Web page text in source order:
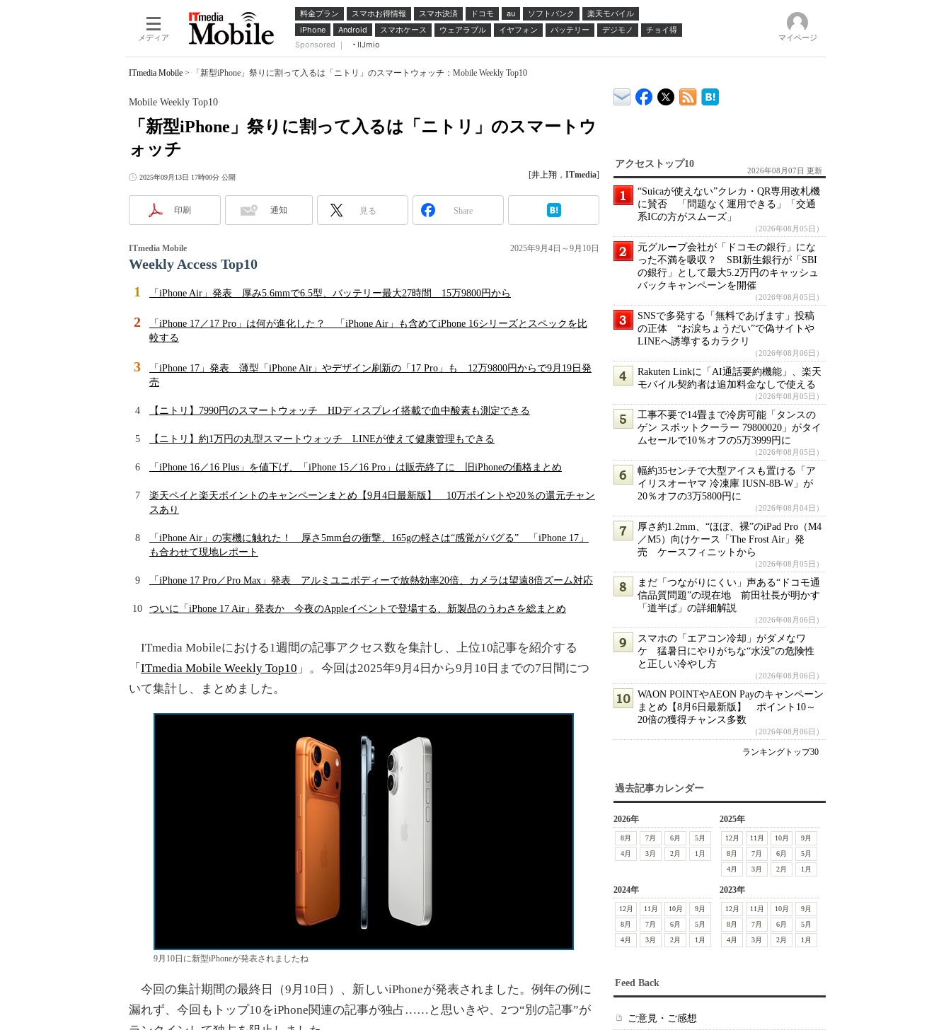
メディア
料金プラン スマホお得情報 スマホ決済 ドコモ au ソフトバンク
楽天モバイル
iPhone
Android スマホケース ウェアラブル イヤフォン バッテリー デジモノ
チョイ得
Sponsored ｜
IIJmio
マイページ
ITmedia Mobile > 「新型iPhone」祭りに割って入るは「ニトリ」のスマートウォッチ：Mobile Weekly Top10
「新型iPhone」祭りに割って入るは「ニトリ」のスマートウ
ォッチ
Mobile Weekly Top10
2025年09月13日 17時00分 公開 [井上翔 ， ITmedia]
印刷 通知 見る Share
ITmedia Mobile
Weekly Access Top10
2025年9月4日～9月10日
1 「iPhone Air」発表 厚み5.6mmで6.5型、バッテリー最大27時間 15万9800円から
2
「iPhone 17／17 Pro」は何が進化した？ 「iPhone Air」も含めてiPhone 16シリーズとスペックを比
較する
3
「iPhone 17」発表 薄型「iPhone Air」やデザイン刷新の「17 Pro」も 12万9800円からで9月19日発
売
4 【ニトリ】7990円のスマートウォッチ HDディスプレイ搭載で血中酸素も測定できる
5 【ニトリ】約1万円の丸型スマートウォッチ LINEが使えて健康管理もできる
6 「iPhone 16／16 Plus」を値下げ、「iPhone 15／16 Pro」は販売終了に 旧iPhoneの価格まとめ
7
楽天ペイと楽天ポイントのキャンペーンまとめ【9月4日最新版】 10万ポイントや20％の還元チャン
スあり
8
「iPhone Air」の実機に触れた！ 厚さ5mm台の衝撃、165gの軽さは“感覚がバグる” 「iPhone 17」
も合わせて現地レポート
9 「iPhone 17 Pro／Pro Max」発表 アルミユニボディーで放熱効率20倍、カメラは望遠8倍ズーム対応
10 ついに「iPhone 17 Air」発表か 今夜のAppleイベントで登場する、新製品のうわさを総まとめ
ITmedia Mobileにおける1週間の記事アクセス数を集計し、上位10記事を紹介する
「 ITmedia Mobile Weekly Top10 」。今回は2025年9月4日から9月10日までの7日間につ
いて集計し、まとめました。
9月10日に新型iPhoneが発表されましたね
今回の集計期間の最終日（9月10日）、新しいiPhoneが発表されました。例年の例に
漏れず、今回もトップ10をiPhone関連の記事が独占……と思いきや、2つ“別の記事”が
アクセストップ10
2026年08月07日 更新
“Suicaが使えない”クレカ・QR専用改札機
に賛否 「問題なく運用できる」「交通
系ICの方がスムーズ」
（2026年08月05日）
元グループ会社が「ドコモの銀行」にな
った不満を吸収？ SBI新生銀行が「SBI
の銀行」として最大5.2万円のキャッシュ
バックキャンペーンを開催
（2026年08月05日）
SNSで多発する「無料であげます」投稿
の正体 “お涙ちょうだい”で偽サイトや
LINEへ誘導するカラクリ
（2026年08月06日）
Rakuten Linkに「AI通話要約機能」、楽天
モバイル契約者は追加料金なしで使える
（2026年08月05日）
工事不要で14畳まで冷房可能「タンスの
ゲン スポットクーラー 79800020」がタイ
ムセールで10％オフの5万3999円に
（2026年08月05日）
幅約35センチで大型アイスも置ける「ア
イリスオーヤマ 冷凍庫 IUSN-8B-W」が
20％オフの3万5800円に
（2026年08月04日）
厚さ約1.2mm、“ほぼ、裸”のiPad Pro（M4
／M5）向けケース「The Frost Air」発
売 ケースフィニットから
（2026年08月05日）
まだ「つながりにくい」声ある“ドコモ通
信品質問題”の現在地 前田社長が明かす
「道半ば」の詳細解説
（2026年08月06日）
スマホの「エアコン冷却」がダメなワ
ケ 猛暑日にやりがちな“水没”の危険性
と正しい冷やし方
（2026年08月06日）
WAON POINTやAEON Payのキャンペーン
まとめ【8月6日最新版】 ポイント10～
20倍の獲得チャンス多数
（2026年08月06日）
ランキングトップ30
過去記事カレンダー
2026年
8月 7月 6月
5月
4月
3月 2月 1月
2025年
12月 11月 10月
9月
8月
7月 6月
5月
4月
3月 2月 1月
2024年
12月 11月 10月
9月
8月
7月 6月
5月
4月
3月 2月 1月
2023年
12月 11月 10月
9月
8月
7月 6月
5月
4月
3月 2月 1月
Feed Back
ご意見・ご感想